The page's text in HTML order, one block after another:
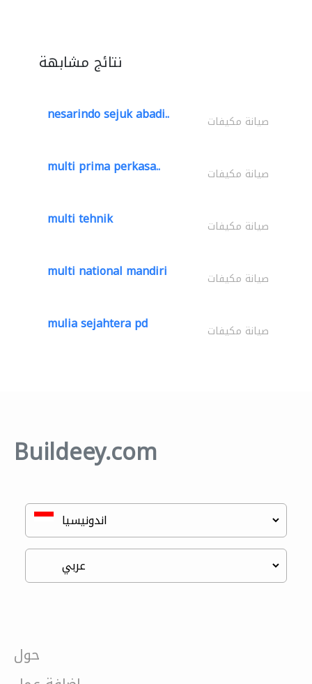
نتائج مشابهة
nesarindo sejuk abadi.. صيانة مكيفات
multi prima perkasa.. صيانة مكيفات
multi tehnik صيانة مكيفات
multi national mandiri صيانة مكيفات
mulia sejahtera pd صيانة مكيفات
Buildeey.com
حول